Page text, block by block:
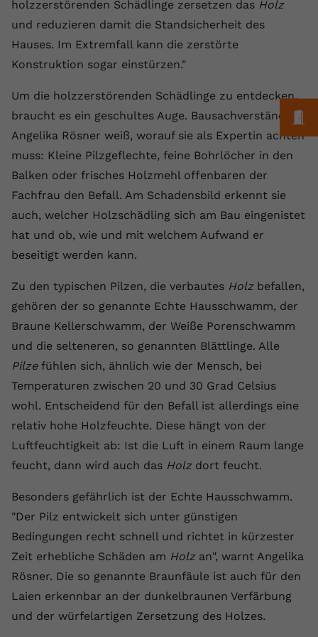
holzzerstörenden Schädlinge zersetzen das Holz
und reduzieren damit die Standsicherheit des
Hauses. Im Extremfall kann die zerstörte
Konstruktion sogar einstürzen."
Um die holzzerstörenden Schädlinge zu entdecken,
braucht es ein geschultes Auge. Bausachverständige
Angelika Rösner weiß, worauf sie als Expertin achten
muss: Kleine Pilzgeflechte, feine Bohrlöcher in den
Balken oder frisches Holzmehl offenbaren der
Fachfrau den Befall. Am Schadensbild erkennt sie
auch, welcher Holzschädling sich am Bau eingenistet
hat und ob, wie und mit welchem Aufwand er
beseitigt werden kann.
Zu den typischen Pilzen, die verbautes Holzbefallen,
gehören der so genannte Echte Hausschwamm, der
Braune Kellerschwamm, der Weiße Porenschwamm
und die selteneren, so genannten Blättlinge. Alle
Pilzefühlen sich, ähnlich wie der Mensch, bei
Temperaturen zwischen 20 und 30 Grad Celsius
wohl. Entscheidend für den Befall ist allerdings eine
relativ hohe Holzfeuchte. Diese hängt von der
Luftfeuchtigkeit ab: Ist die Luft in einem Raum lange
feucht, dann wird auch das Holzdort feucht.
Besonders gefährlich ist der Echte Hausschwamm.
"Der Pilz entwickelt sich unter günstigen
Bedingungen recht schnell und richtet in kürzester
Zeit erhebliche Schäden am Holzan", warnt Angelika
Rösner. Die so genannte Braunfäule ist auch für den
Laien erkennbar an der dunkelbraunen Verfärbung
und der würfelartigen Zersetzung des Holzes.
Laufzeit 1 Jahr
Einstellungen. Unter anderem eine
zufällig generierte ID, für die
vorgenommen Einstellungen, falls der
Webseiten-Betreiber dies eingestellt
Name fe_typo_user
Laufzeit Session
Zweck
Speicherung von
Zweck
wiederzuerkennen und statistische
Informationen zur Nutzung der
Website zu erfassen.
Name _gcl au
Laufzeit 90 Tage
Zweck
Wird von Google Ads für das
Conversion-Tracking verwendet, um
Website zuzuordnen.
Cookie-Informationen anzeigen
Externe Inhalte
Wir verwenden auf unserer Website externe Inhalte,
Anbieter vimeo.com
Zweck
Vimeo installiert dieses Cookie, um
Tracking-Informationen zu sammeln,
indem es eine eindeutige ID zum
setzt.
Name CONSENT
Laufzeit 2 Jahre
Zweck
eingebettete YouTube-Videos und
registriert anonyme statistische Daten.
Name
Laufzeit Session
Zweck
YouTube setzt diesen Cookie, um die
Videopräferenzen des Benutzers zu
speichern, der eingebettete YouTube-
Videos verwendet.
Cookie-Informationen anzeigen